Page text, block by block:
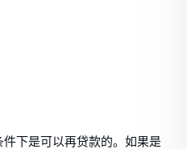
下是可以再贷款的。如果是